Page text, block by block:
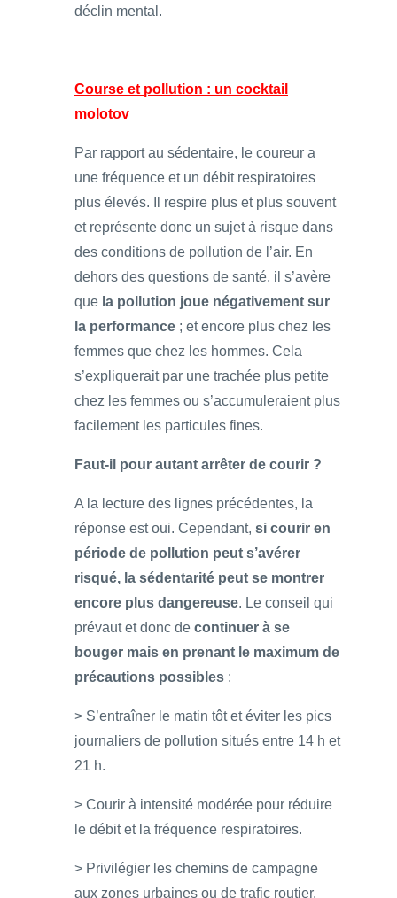
déclin mental.
Course et pollution : un cocktail
molotov
Par rapport au sédentaire, le coureur a
une fréquence et un débit respiratoires
plus élevés. Il respire plus et plus souvent
et représente donc un sujet à risque dans
des conditions de pollution de l’air. En
dehors des questions de santé, il s’avère
que la pollution joue négativement sur
la performance ; et encore plus chez les
femmes que chez les hommes. Cela
s’expliquerait par une trachée plus petite
chez les femmes ou s’accumuleraient plus
facilement les particules fines.
Faut-il pour autant arrêter de courir ?
A la lecture des lignes précédentes, la
réponse est oui. Cependant, si courir en
période de pollution peut s’avérer
risqué, la sédentarité peut se montrer
encore plus dangereuse. Le conseil qui
prévaut et donc de continuer à se
bouger mais en prenant le maximum de
précautions possibles :
> S’entraîner le matin tôt et éviter les pics
journaliers de pollution situés entre 14 h et
21 h.
> Courir à intensité modérée pour réduire
le débit et la fréquence respiratoires.
> Privilégier les chemins de campagne
aux zones urbaines ou de trafic routier.